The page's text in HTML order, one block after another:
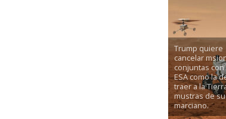
Trump quiere
cancelar
conjuntas con
ESA como la
traer a la
mustras de
marciano.